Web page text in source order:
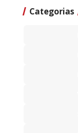
Categorias